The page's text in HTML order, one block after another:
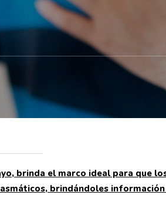
brinda el marco ideal para que
brindándoles